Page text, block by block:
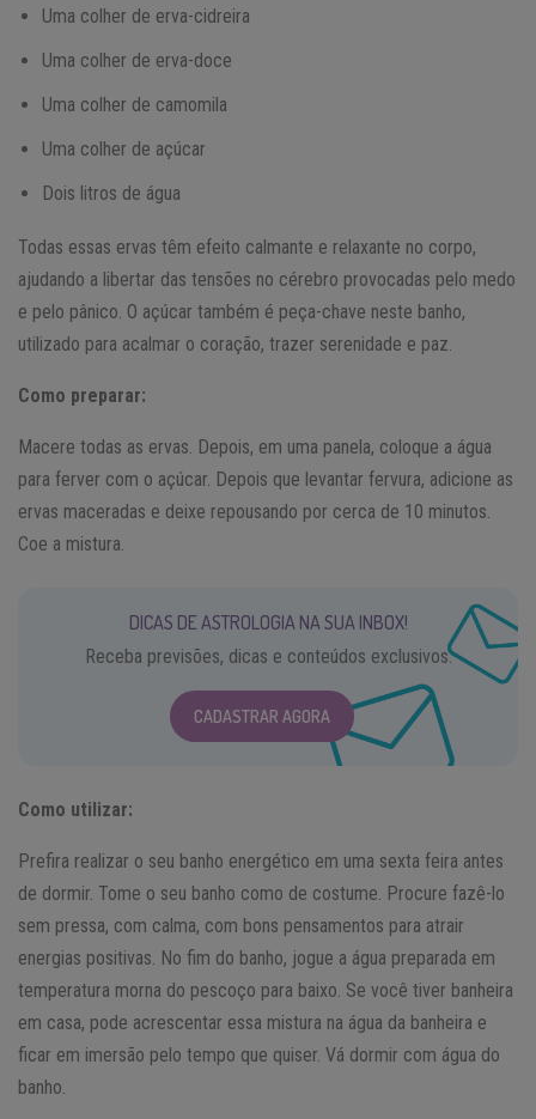
Uma colher de erva-cidreira
Uma colher de erva-doce
Uma colher de camomila
Uma colher de açúcar
Dois litros de água
Todas essas ervas têm efeito calmante e relaxante no corpo,
ajudando a libertar das tensões no cérebro provocadas pelo medo
e pelo pânico. O açúcar também é peça-chave neste banho,
utilizado para acalmar o coração, trazer serenidade e paz.
Como preparar:
Macere todas as ervas. Depois, em uma panela, coloque a água
para ferver com o açúcar. Depois que levantar fervura, adicione as
ervas maceradas e deixe repousando por cerca de 10 minutos.
Coe a mistura.
DICAS DE ASTROLOGIA NA SUA INBOX!
Receba previsões, dicas e conteúdos exclusivos.
CADASTRAR AGORA
Como utilizar:
Prefira realizar o seu banho energético em uma sexta feira antes
de dormir. Tome o seu banho como de costume. Procure fazê-lo
sem pressa, com calma, com bons pensamentos para atrair
energias positivas. No fim do banho, jogue a água preparada em
temperatura morna do pescoço para baixo. Se você tiver banheira
em casa, pode acrescentar essa mistura na água da banheira e
ficar em imersão pelo tempo que quiser. Vá dormir com água do
banho.